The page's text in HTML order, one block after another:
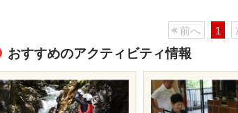
前へ 1
おすすめのアクティビティ情報